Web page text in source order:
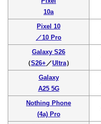
10a
Pixel 10
／10 Pro
Galaxy S26
（S26+ ／Ultra）
Galaxy
A25 5G
Nothing Phone
(4a) Pro